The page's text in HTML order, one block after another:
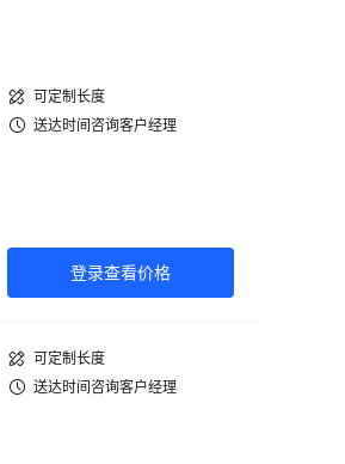
可定制长度
送达时间咨询客户经理
登录查看价格
可定制长度
送达时间咨询客户经理